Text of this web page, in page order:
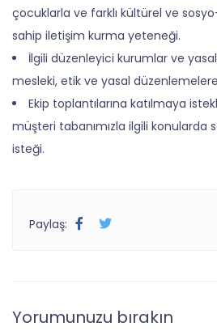
çocuklarla ve farklı kültürel ve
sahip iletişim kurma yeteneği.
İlgili düzenleyici kurumlar ve
mesleki, etik ve yasal
Ekip toplantılarına katılmaya
müşteri tabanımızla ilgili konularda
isteği.
Paylaş:
Yorumunuzu bırakın